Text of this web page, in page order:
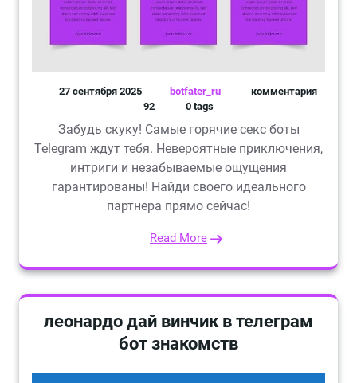
27 сентября 2025 botfater_ru
комментария
92
0 tags
Забудь скуку! Самые горячие секс боты
Telegram ждут тебя. Невероятные приключения,
интриги и незабываемые ощущения
гарантированы! Найди своего идеального
партнера прямо сейчас!
Read More
леонардо дай винчик в телеграм
бот знакомств